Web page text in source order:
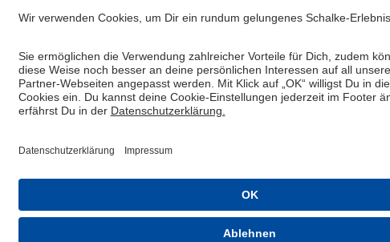
aber keine Rolle“, versichert Schalkes Nummer 6. „Soufi und
in die Zweikämpfe gehen und uns nicht zurücknehmen.“ Und sollte
oder gar beide im gleichen Spiel eine Gelbe Karte sehen, vertraut
das in der laufenden Serie immer wieder gezeigt hat, dass es
nach der Schulterverletzung von Edin Džeko auch im Angriff
Mitglied des Mannschaftsrates. „Der Ausfall von Edin ist
nicht umwerfen. Wir haben auch ohne ihn in der Hinrunde stark
aufgrund einer Rotsperre auch zuletzt beim 1:1-